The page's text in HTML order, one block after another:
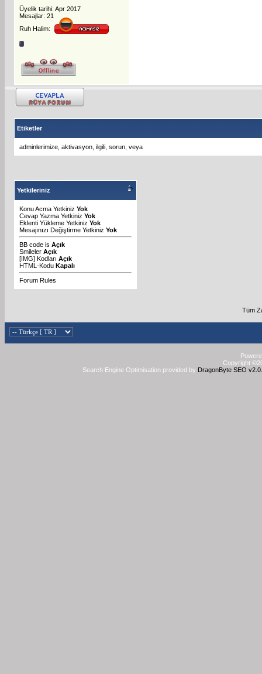
Üyelik tarihi: Apr 2017
Mesajlar: 21
Ruh Halim:
Etiketler
adminlerimize aktivasyon ilgili sorun veya
Yetkileriniz
Konu Acma Yetkiniz Yok
Cevap Yazma Yetkiniz Yok
Eklenti Yükleme Yetkiniz Yok
Mesajınızı Değiştirme Yetkiniz Yok
BB code is Açık
Smileler Açık
[IMG] Kodları Açık
HTML-Kodu Kapalı
Forum Rules
Tüm
Copyright
Search Engine Optimisation provided by DragonByte SEO